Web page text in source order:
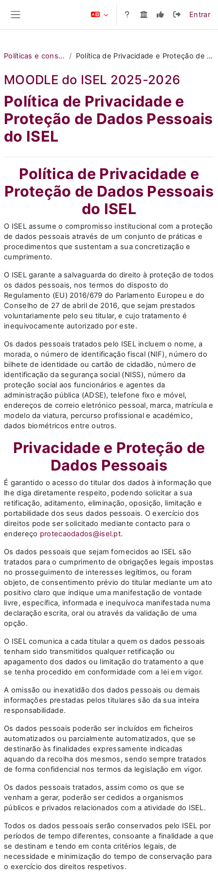
Entrar
Políticas e consentimentos Política de Privacidade e Proteção de Dados Pessoais do ISEL
MOODLE do ISEL 2025-2026
Política de Privacidade e
Proteção de Dados Pessoais
do ISEL
Política de Privacidade e
Proteção de Dados Pessoais
do ISEL
O ISEL assume o compromisso institucional com a proteção
de dados pessoais através de um conjunto de práticas e
procedimentos que sustentam a sua concretização e
cumprimento.
O ISEL garante a salvaguarda do direito à proteção de todos
os dados pessoais, nos termos do disposto do
Regulamento (EU) 2016/679 do Parlamento Europeu e do
Conselho de 27 de abril de 2016, que sejam prestados
voluntariamente pelo seu titular, e cujo tratamento é
inequivocamente autorizado por este.
Os dados pessoais tratados pelo ISEL incluem o nome, a
morada, o número de identificação fiscal (NIF), número do
bilhete de identidade ou cartão de cidadão, número de
identificação da segurança social (NISS), número da
proteção social aos funcionários e agentes da
administração pública (ADSE), telefone fixo e móvel,
endereços de correio eletrónico pessoal, marca, matrícula e
modelo da viatura, percurso profissional e académico,
dados biométricos entre outros.
Privacidade e Proteção de
Dados Pessoais
É garantido o acesso do titular dos dados à informação que
lhe diga diretamente respeito, podendo solicitar a sua
retificação, aditamento, eliminação, oposição, limitação e
portabilidade dos seus dados pessoais. O exercício dos
direitos pode ser solicitado mediante contacto para o
endereço protecaodados@isel.pt.
Os dados pessoais que sejam fornecidos ao ISEL são
tratados para o cumprimento de obrigações legais impostas
no prosseguimento de interesses legítimos, ou foram
objeto, de consentimento prévio do titular mediante um ato
positivo claro que indique uma manifestação de vontade
livre, específica, informada e inequívoca manifestada numa
declaração escrita, oral ou através da validação de uma
opção.
O ISEL comunica a cada titular a quem os dados pessoais
tenham sido transmitidos qualquer retificação ou
apagamento dos dados ou limitação do tratamento a que
se tenha procedido em conformidade com a lei em vigor.
A omissão ou inexatidão dos dados pessoais ou demais
informações prestadas pelos titulares são da sua inteira
responsabilidade.
Os dados pessoais poderão ser incluídos em ficheiros
automatizados ou parcialmente automatizados, que se
destinarão às finalidades expressamente indicadas
aquando da recolha dos mesmos, sendo sempre tratados
de forma confidencial nos termos da legislação em vigor.
Os dados pessoais tratados, assim como os que se
venham a gerar, poderão ser cedidos a organismos
públicos e privados relacionados com a atividade do ISEL.
Todos os dados pessoais serão conservados pelo ISEL por
períodos de tempo diferentes, consoante a finalidade a que
se destinam e tendo em conta critérios legais, de
necessidade e minimização do tempo de conservação para
o exercício dos direitos respetivos.